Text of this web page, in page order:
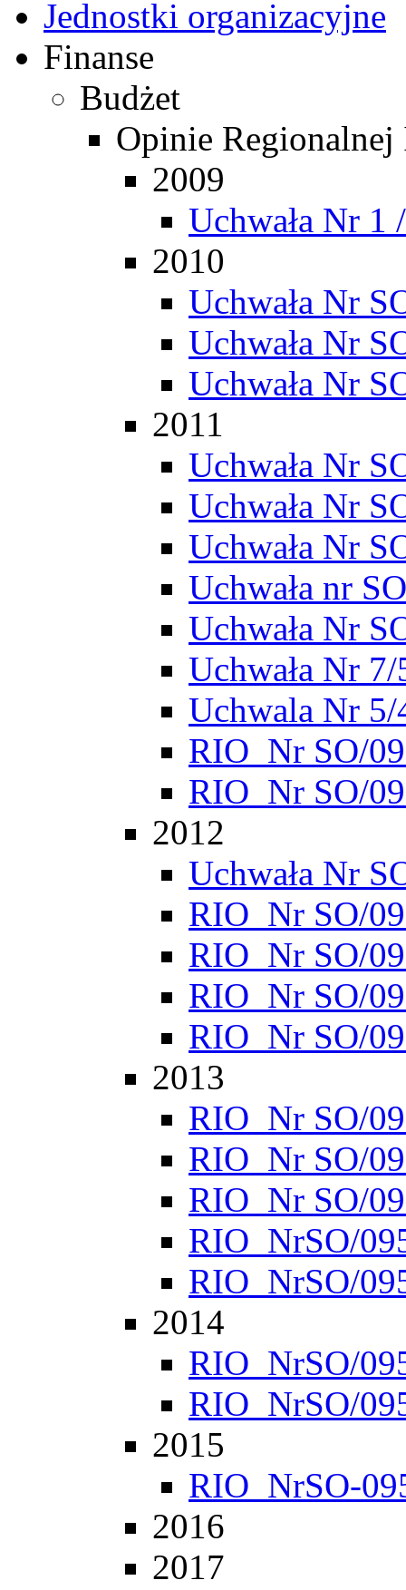
Jednostki organizacyjne
Finanse
Budżet
Opinie
2009
Uchwała Nr
2010
Uchwała Nr
Uchwała Nr
Uchwała Nr
2011
Uchwała Nr
Uchwała Nr
Uchwała Nr
Uchwała nr
Uchwała Nr
Uchwała Nr
Uchwala Nr 5/
RIO_Nr SO/
RIO_Nr SO/
2012
Uchwała Nr
RIO_Nr SO/
RIO_Nr SO/
RIO_Nr SO/
RIO_Nr SO/
2013
RIO_Nr SO/
RIO_Nr SO/
RIO_Nr SO/
RIO_NrSO/
RIO_NrSO/
2014
RIO_NrSO/
RIO_NrSO/
2015
RIO_NrSO-
2016
2017